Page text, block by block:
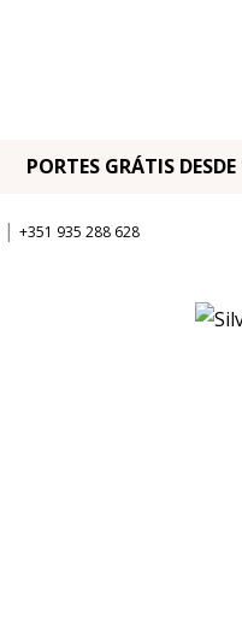
PORTES GRÁTIS
| +351 935 288 628